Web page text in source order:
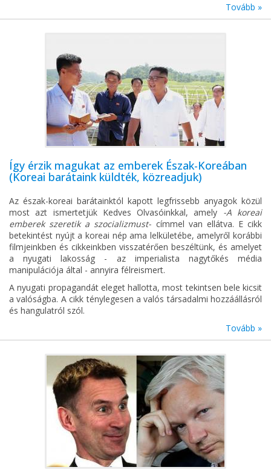
Tovább »
Így érzik magukat az emberek Észak-Koreában
(Koreai barátaink küldték, közreadjuk)
Az észak-koreai barátainktól kapott legfrissebb anyagok közül
most azt ismertetjük Kedves Olvasóinkkal, amely -A koreai
emberek szeretik a szocializmust- címmel van ellátva. E cikk
betekintést nyújt a koreai nép ama lelkületébe, amelyről korábbi
filmjeinkben és cikkeinkben visszatérően beszéltünk, és amelyet
a nyugati lakosság - az imperialista nagytőkés média
manipulációja által - annyira félreismert.
A nyugati propagandát eleget hallotta, most tekintsen bele kicsit
a valóságba. A cikk ténylegesen a valós társadalmi hozzáállásról
és hangulatról szól.
Tovább »